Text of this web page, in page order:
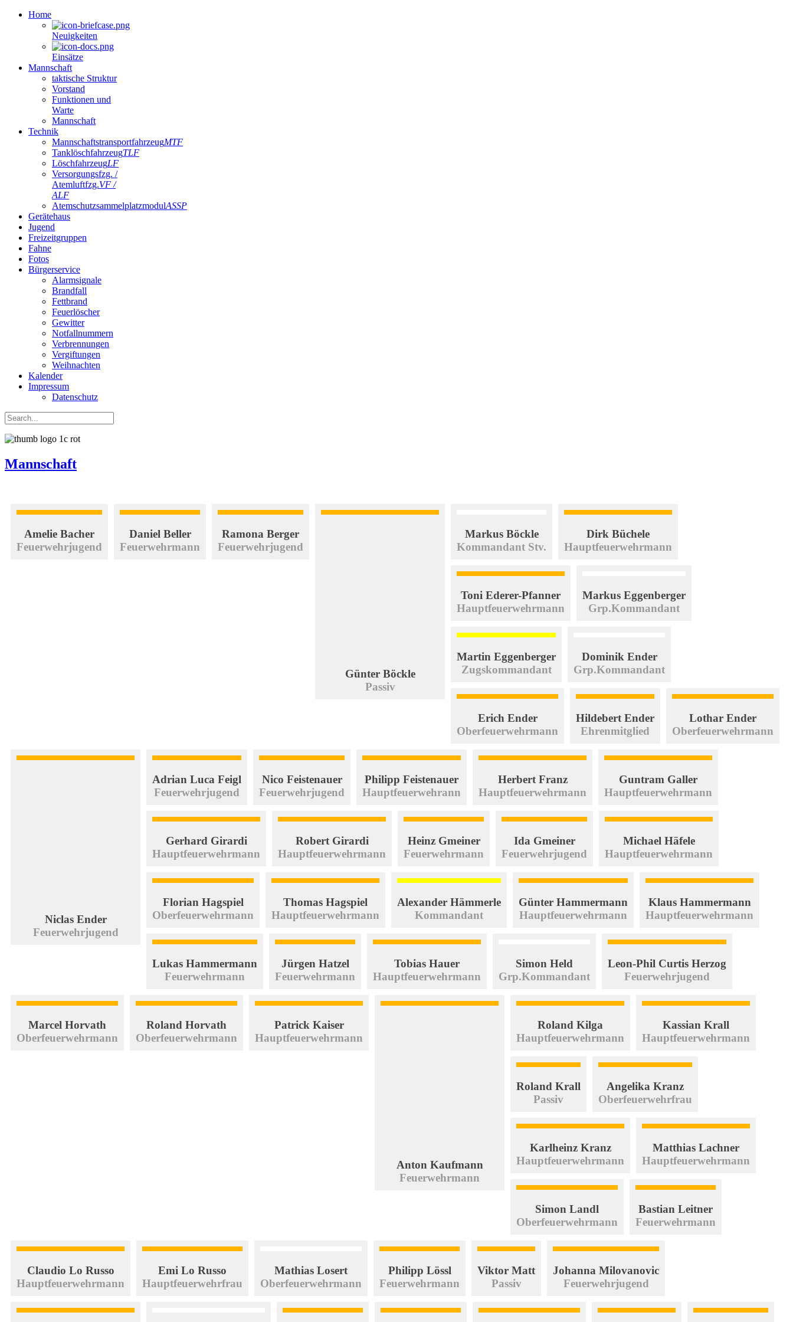
Home
Neuigkeiten
Einsätze
Mannschaft
taktische Struktur
Vorstand
Funktionen und
Warte
Mannschaft
Technik
MannschaftstransportfahrzeugMTF
TanklöschfahrzeugTLF
LöschfahrzeugLF
Versorgungsfzg. /
Atemluftfzg.VF /
ALF
AtemschutzsammelplatzmodulASSP
Gerätehaus
Jugend
Freizeitgruppen
Fahne
Fotos
Bürgerservice
Alarmsignale
Brandfall
Fettbrand
Feuerlöscher
Gewitter
Notfallnummern
Verbrennungen
Vergiftungen
Weihnachten
Kalender
Impressum
Datenschutz
Mannschaft
Amelie Bacher
Feuerwehrjugend
Daniel Beller
Feuerwehrmann
Ramona Berger
Feuerwehrjugend
Günter Böckle
Passiv
Markus Böckle
Kommandant Stv.
Dirk Büchele
Hauptfeuerwehrmann
Toni Ederer-Pfanner
Hauptfeuerwehrmann
Markus Eggenberger
Grp.Kommandant
Martin Eggenberger
Zugskommandant
Dominik Ender
Grp.Kommandant
Erich Ender
Oberfeuerwehrmann
Hildebert Ender
Ehrenmitglied
Lothar Ender
Oberfeuerwehrmann
Niclas Ender
Feuerwehrjugend
Adrian Luca Feigl
Feuerwehrjugend
Nico Feistenauer
Feuerwehrjugend
Philipp Feistenauer
Hauptfeuerwehrann
Herbert Franz
Hauptfeuerwehrmann
Guntram Galler
Hauptfeuerwehrmann
Gerhard Girardi
Hauptfeuerwehrmann
Robert Girardi
Hauptfeuerwehrmann
Heinz Gmeiner
Feuerwehrmann
Ida Gmeiner
Feuerwehrjugend
Michael Häfele
Hauptfeuerwehrmann
Florian Hagspiel
Oberfeuerwehrmann
Thomas Hagspiel
Hauptfeuerwehrmann
Alexander Hämmerle
Kommandant
Günter Hammermann
Hauptfeuerwehrmann
Klaus Hammermann
Hauptfeuerwehrmann
Lukas Hammermann
Feuerwehrmann
Jürgen Hatzel
Feuerwehrmann
Tobias Hauer
Hauptfeuerwehrmann
Simon Held
Grp.Kommandant
Leon-Phil Curtis Herzog
Feuerwehrjugend
Marcel Horvath
Oberfeuerwehrmann
Roland Horvath
Oberfeuerwehrmann
Patrick Kaiser
Hauptfeuerwehrmann
Anton Kaufmann
Feuerwehrmann
Roland Kilga
Hauptfeuerwehrmann
Kassian Krall
Hauptfeuerwehrmann
Roland Krall
Passiv
Angelika Kranz
Oberfeuerwehrfrau
Karlheinz Kranz
Hauptfeuerwehrmann
Matthias Lachner
Hauptfeuerwehrmann
Simon Landl
Oberfeuerwehrmann
Bastian Leitner
Feuerwehrmann
Claudio Lo Russo
Hauptfeuerwehrmann
Emi Lo Russo
Hauptfeuerwehrfrau
Mathias Losert
Oberfeuerwehrmann
Philipp Lössl
Feuerwehrmann
Viktor Matt
Passiv
Johanna Milovanovic
Feuerwehrjugend